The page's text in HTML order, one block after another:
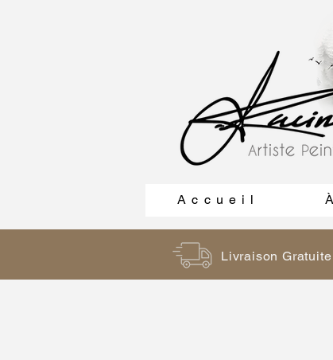
A c c u e i l
Livraison